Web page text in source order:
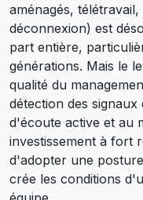
aménagés,
déconnexion) est
part entière,
générations. Mais le
qualité du
détection des
d'écoute active et au
investissement à fort
d'adopter une
crée les conditions